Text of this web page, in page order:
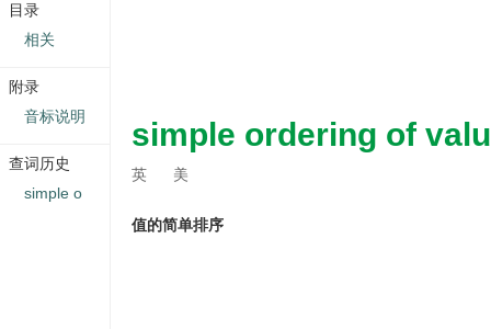
simple ordering of
英 美
值的简单排序
目录
相关
附录
音标说明
查词历史
simple o